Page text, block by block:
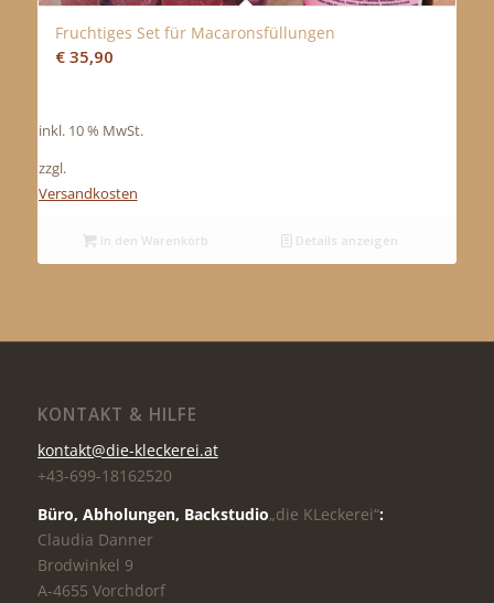
Fruchtiges Set für Macaronsfüllungen
€35,90
inkl. 10 % MwSt.
zzgl.
Versandkosten
In den Warenkorb Details anzeigen
KONTAKT & HILFE
kontakt@die-kleckerei.at
+43-699-18162520
Büro, Abholungen, Backstudio„die KLeckerei“:
Claudia Danner
Brodwinkel 9
A-4655 Vorchdorf